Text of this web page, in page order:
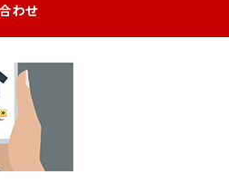
マンション団地
ハン
み交
症対策
わせ